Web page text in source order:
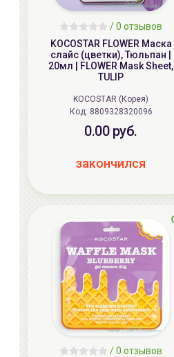
/0 отзывов
KOCOSTAR FLOWER Маска
слайс (цветки), Тюльпан |
20мл | FLOWER Mask Sheet,
TULIP
KOCOSTAR (Корея)
Код: 8809328320096
0.00 руб.
закончился
/0 отзывов